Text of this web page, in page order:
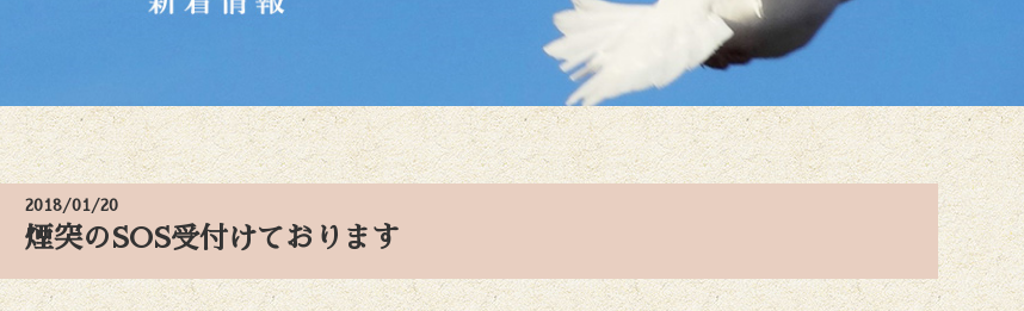
2018/01/20
煙突のSOS受付けております